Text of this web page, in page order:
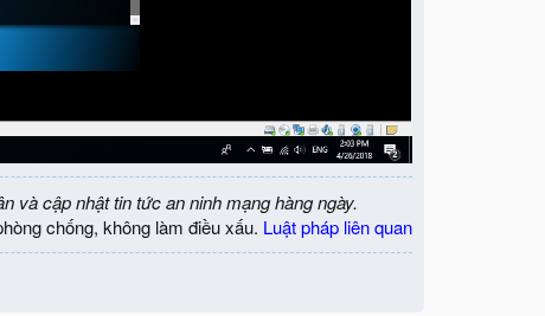
và cập nhật tin tức an ninh mạng hàng ngày.
chống, không làm điều xấu. Luật pháp liên quan